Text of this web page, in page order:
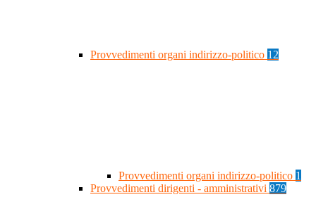
Provvedimenti organi indirizzo-politico 12
Provvedimenti organi indirizzo-politico 1
Provvedimenti dirigenti - amministrativi 879